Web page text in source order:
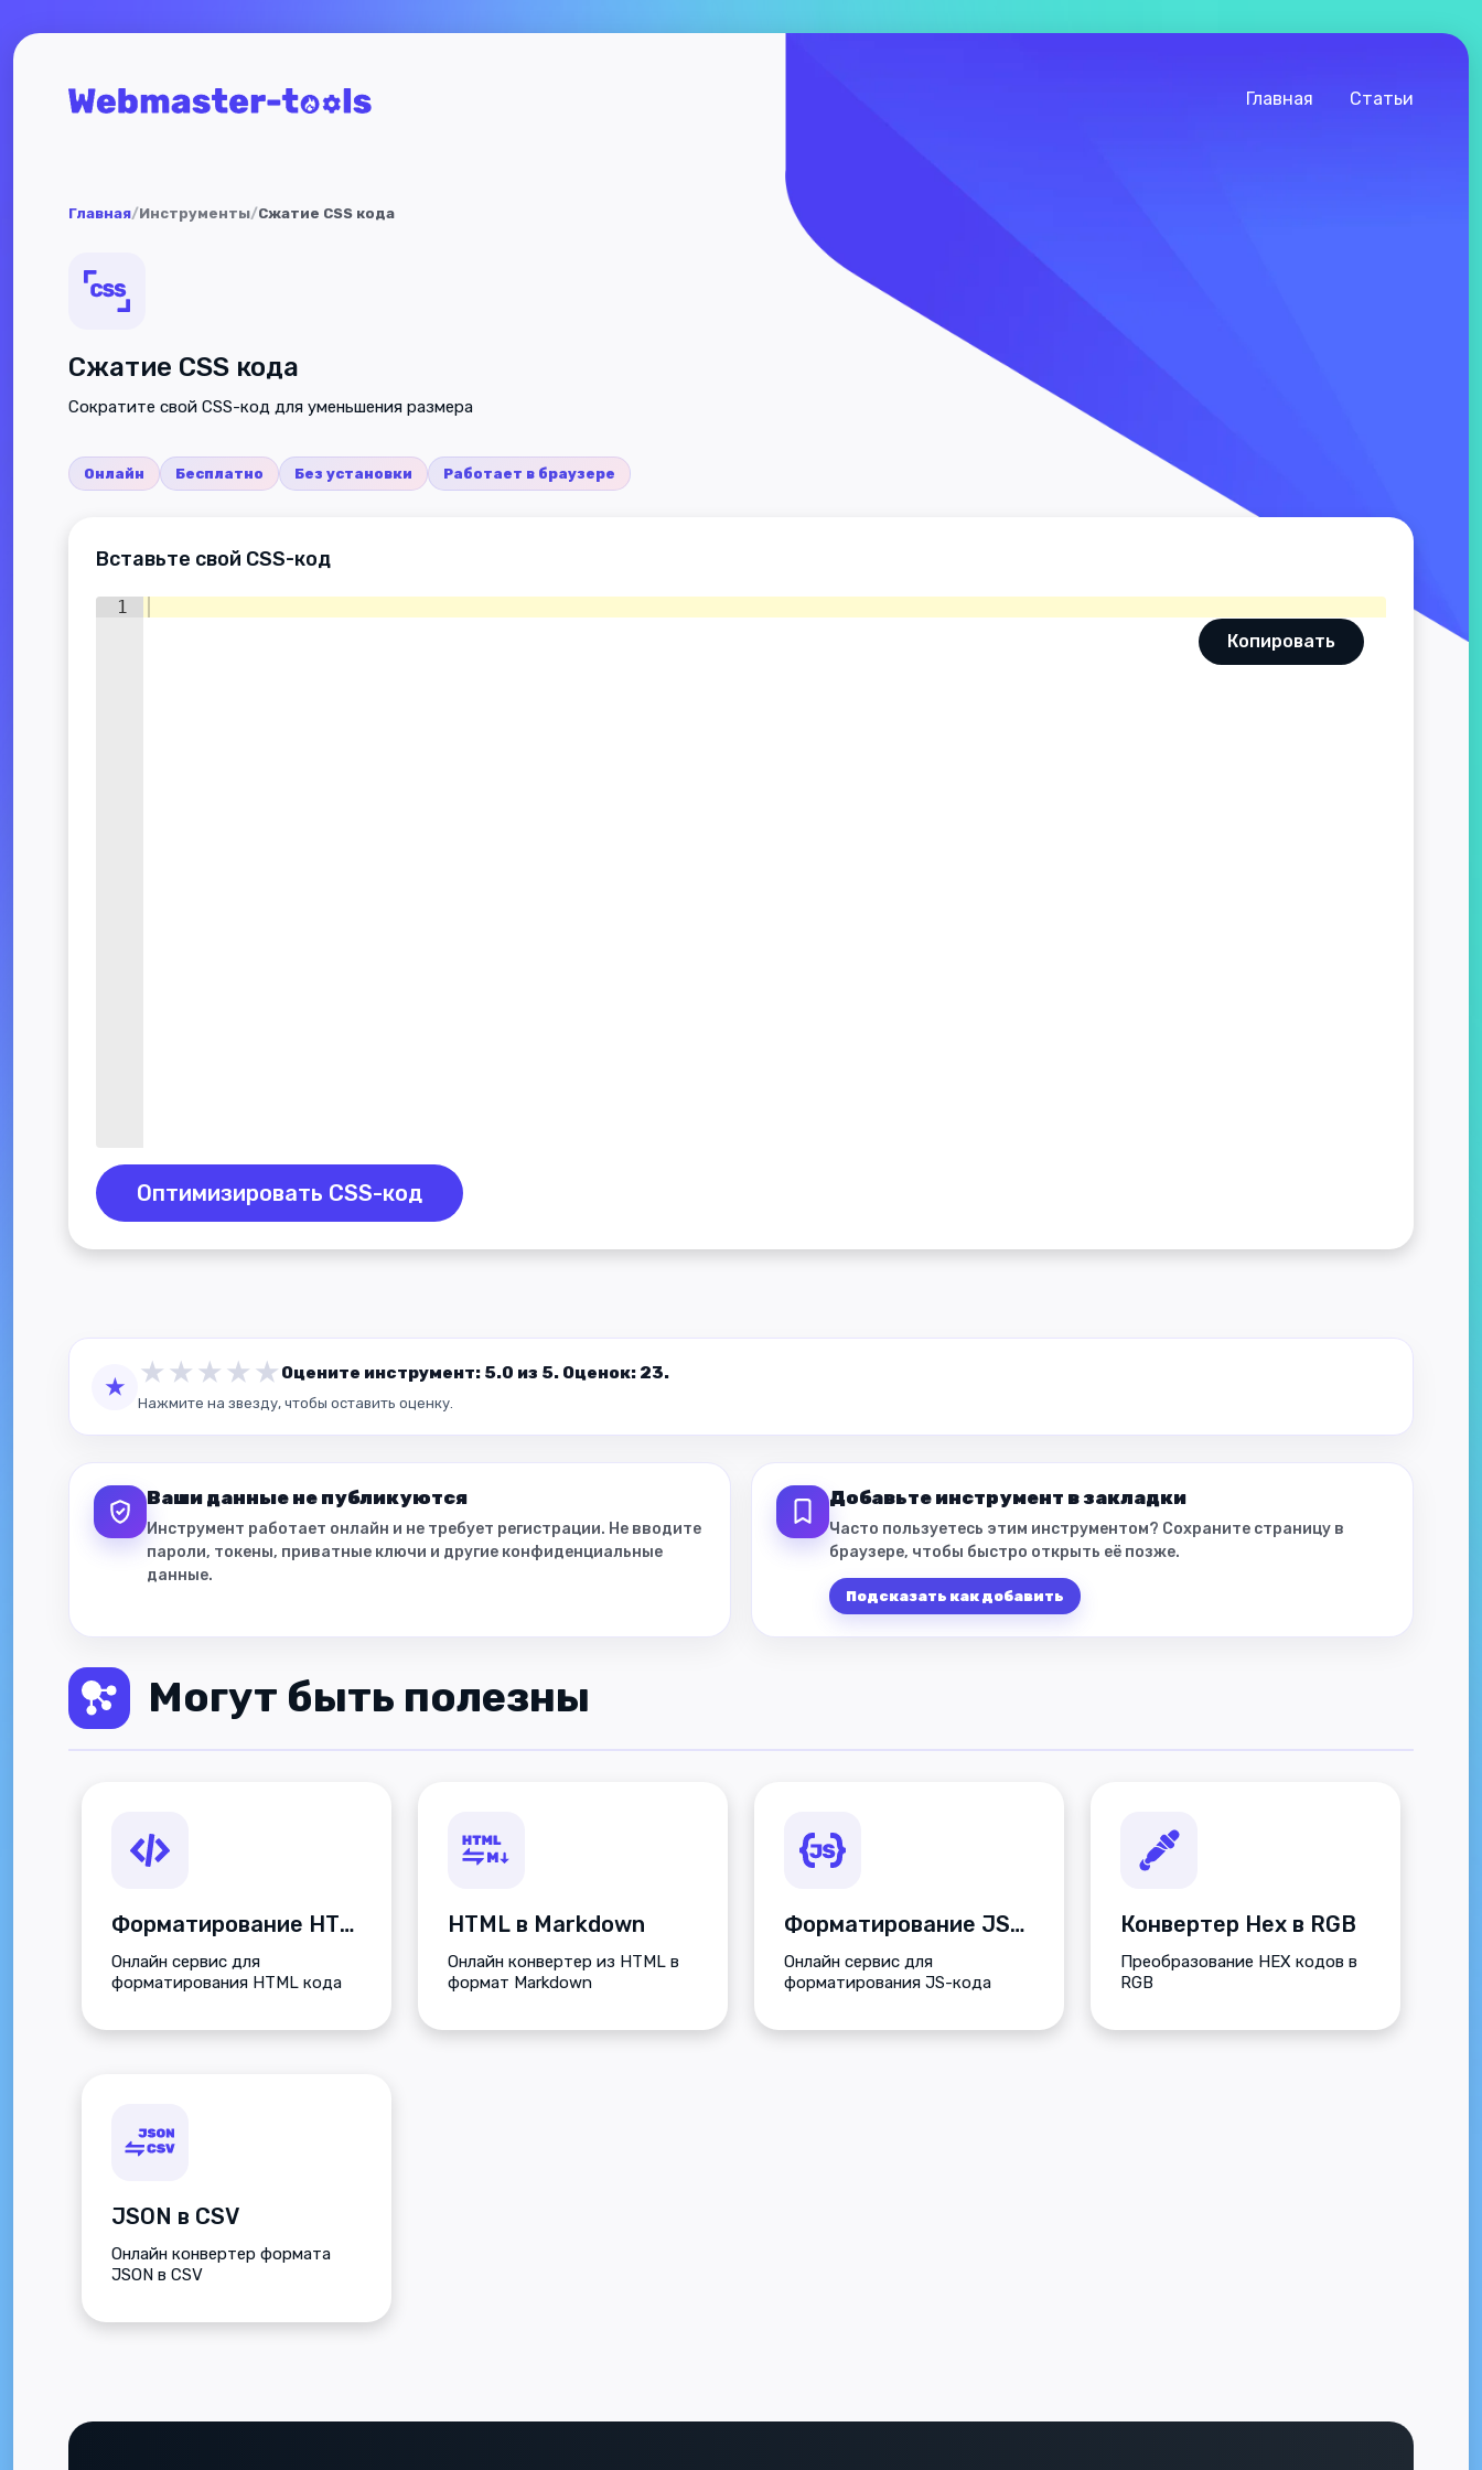
Главная Статьи
Главная/Инструменты/Сжатие CSS кода
Сжатие CSS кода
Сократите свой CSS-код для уменьшения размера
Онлайн Бесплатно Без установки Работает в браузере
Вставьте свой CSS-код
Копировать
1
Оптимизировать CSS-код
★ ★ ★ ★ ★ ★ Оцените инструмент: 5.0 из 5. Оценок: 23.
Нажмите на звезду, чтобы оставить оценку.
Ваши данные не публикуются
Инструмент работает онлайн и не требует регистрации. Не вводите
пароли, токены, приватные ключи и другие конфиденциальные
данные.
Добавьте инструмент в закладки
Часто пользуетесь этим инструментом? Сохраните страницу в
браузере, чтобы быстро открыть её позже.
Подсказать как добавить
Могут быть полезны
Форматирование HTML-кода
Онлайн сервис для
форматирования HTML кода
HTML в Markdown
Онлайн конвертер из HTML в
формат Markdown
Форматирование JS-кода
Онлайн сервис для
форматирования JS-кода
Конвертер Hex в RGB
Преобразование HEX кодов в
RGB
JSON в CSV
Онлайн конвертер формата
JSON в CSV